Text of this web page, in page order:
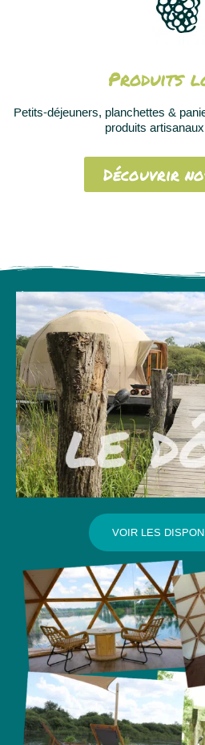
Produits
Petits-déjeuners, planchettes &
produits
Découvrir
VOIR LES